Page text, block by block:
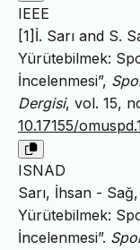
IEEE
[1]İ. Sarı and S.
Yürütebilmek:
İncelenmesi”,
Dergisi, vol. 15,
10.17155/
ISNAD
Sarı, İhsan -
Yürütebilmek:
İncelenmesi”.